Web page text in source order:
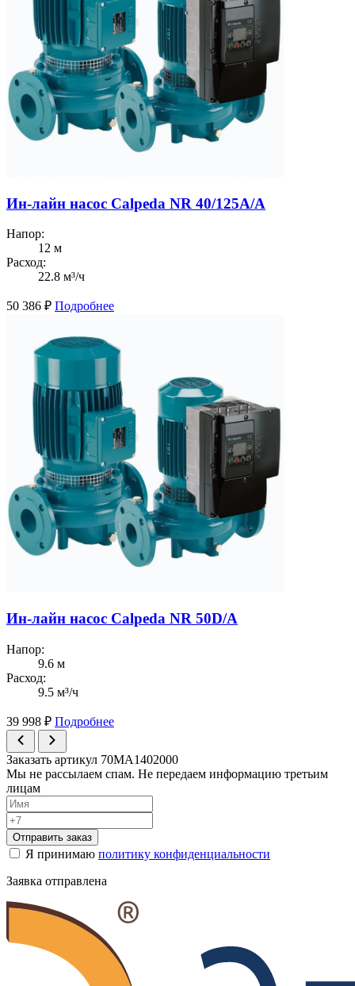
Ин-лайн насос Calpeda NR 40/125A/A
Напор:
12 м
Расход:
22.8 м³/ч
50 386 ₽ Подробнее
Ин-лайн насос Calpeda NR 50D/A
Напор:
9.6 м
Расход:
9.5 м³/ч
39 998 ₽ Подробнее
Заказать артикул 70MA1402000
Мы не рассылаем спам. Не передаем информацию третьим
лицам
Отправить заказ
Я принимаю политику конфиденциальности
Заявка отправлена